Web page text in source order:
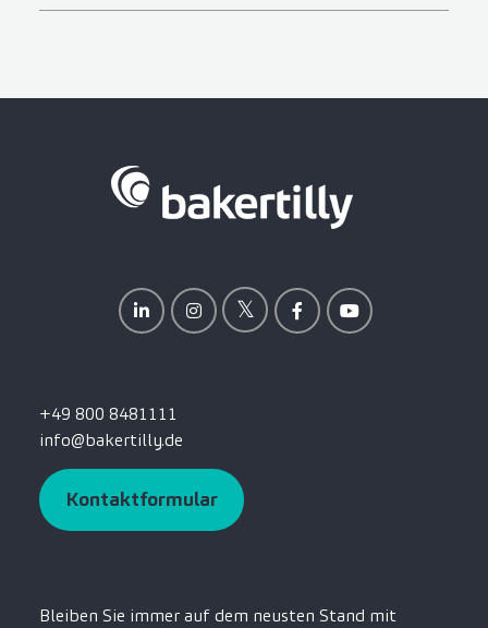
+49 800 8481111
info@bakertilly.de
Kontaktformular
Bleiben Sie immer auf dem neusten Stand mit